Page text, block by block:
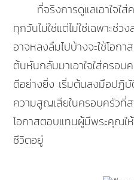
ที่จริงการดูแลเอาใจใ
ทุกวันไม่ใช่แต่ไม่ใช่เฉพาะช่
อาจหลงลืมไปบ้างจะใช้โอก
ต้นหันกลับมาเอาใจใส่ครอบ
ดีอย่างยิ่ง เริ่มต้นลงมือปฏิ
ความสูญเสียในครอบครัวที่
โอกาสตอบแทนผู้มีพระคุณใ
ชีวิตอยู่